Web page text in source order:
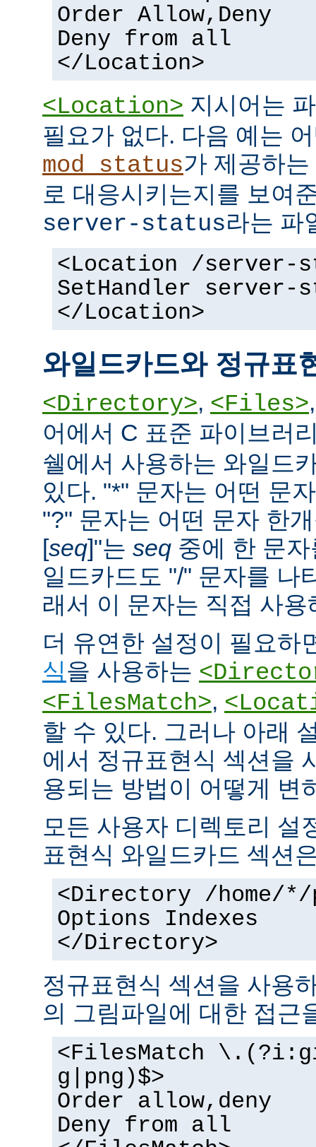
Order Allow,Deny
Deny from all
</Location>
<Location> 지시어는
필요가 없다. 다음 예는
mod_status가 제공하
로 대응시키는지를 보여
server-status라는 파
<Location /server-
SetHandler server-
</Location>
와일드카드와 정규표
<Directory>, <Files>
어에서 C 표준 파이브러
쉘에서 사용하는 와일드
있다. "*" 문자는 어떤 문
"?" 문자는 어떤 문자 한
[seq]"는 seq 중에 한 문
일드카드도 "/" 문자를 나
래서 이 문자는 직접 사용
더 유연한 설정이 필요하
식을 사용하는
<FilesMatch>,
할 수 있다. 그러나 아래
에서 정규표현식 섹션을
용되는 방법이 어떻게 변
모든 사용자 디렉토리 설
표현식 와일드카드 섹션
<Directory /home/
Options Indexes
</Directory>
정규표현식 섹션을 사용
의 그림파일에 대한 접근
<FilesMatch
g|png)$>
Order allow,deny
Deny from all